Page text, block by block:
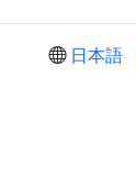
日本語